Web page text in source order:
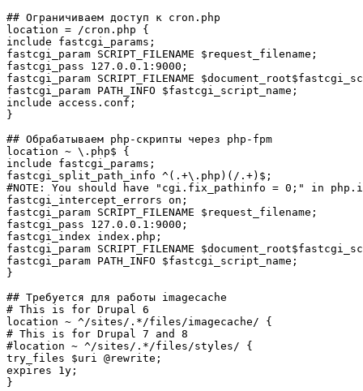
## Ограничиваем доступ к cron.php
location =
/cron.php {
include fastcgi_params;
fastcgi_param SCRIPT_FILENAME $request_filename ;
fastcgi_pass 127.0.0.1: 9000 ;
fastcgi_param SCRIPT_FILENAME $document_root
fastcgi_param PATH_INFO $fastcgi_script_name ;
}
## Обрабатываем php-скрипты через php-fpm
location ~ \.php$ {
include fastcgi_params;
fastcgi_split_path_info ^( .+\.php ) ( / .+)
#NOTE: You should have "cgi.fix_pathinfo = 0;" in
fastcgi_intercept_errors on;
fastcgi_param SCRIPT_FILENAME $request_filename ;
fastcgi_pass 127.0.0.1: 9000 ;
fastcgi_index index.php;
fastcgi_param SCRIPT_FILENAME $document_root
fastcgi_param PATH_INFO $fastcgi_script_name
}
## Требуется для работы imagecache
# This is for Drupal 6
location ~ ^/sites / . */files /imagecache /
{
# This is for Drupal 7 and 8
#location ~ ^/sites/.*/files/styles/ {
try_files $uri @rewrite;
}